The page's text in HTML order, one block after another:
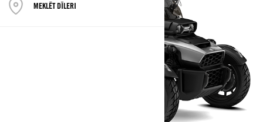
MEKLĒT DĪLERI